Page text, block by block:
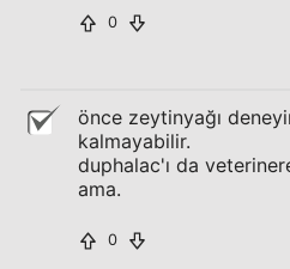
0
önce zeytinyağı
kalmayabilir.
duphalac'ı da
ama.
0